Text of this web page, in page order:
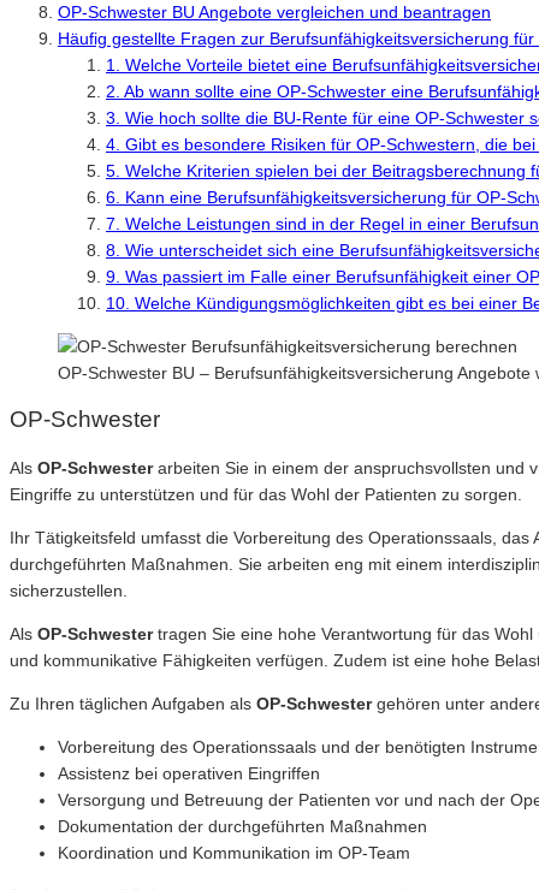
OP-Schwester BU Angebote vergleichen und beantragen
Häufig gestellte Fragen zur Berufsunfähigkeitsversicherung
1. Welche Vorteile bietet eine
2. Ab wann sollte eine OP-Schwester eine
3. Wie hoch sollte die BU-Rente für eine OP-Schwester
4. Gibt es besondere Risiken für OP-Schwestern, die
5. Welche Kriterien spielen bei der Beitragsberechnung
6. Kann eine Berufsunfähigkeitsversicherung für OP-
7. Welche Leistungen sind in der Regel in einer
8. Wie unterscheidet sich eine
9. Was passiert im Falle einer Berufsunfähigkeit einer
10. Welche Kündigungsmöglichkeiten gibt es bei einer
OP-Schwester BU – Berufsunfähigkeitsversicherung
OP-Schwester
Als OP-Schwesterarbeiten Sie in einem der anspruchsvollsten und
Eingriffe zu unterstützen und für das Wohl der Patienten zu sorgen.
Ihr Tätigkeitsfeld umfasst die Vorbereitung des Operationssaals,
durchgeführten Maßnahmen. Sie arbeiten eng mit einem
sicherzustellen.
Als OP-Schwestertragen Sie eine hohe Verantwortung für das
und kommunikative Fähigkeiten verfügen. Zudem ist eine hohe
Zu Ihren täglichen Aufgaben als OP-Schwestergehören unter
Vorbereitung des Operationssaals und der benötigten
Assistenz bei operativen Eingriffen
Versorgung und Betreuung der Patienten vor und nach der
Dokumentation der durchgeführten Maßnahmen
Koordination und Kommunikation im OP-Team